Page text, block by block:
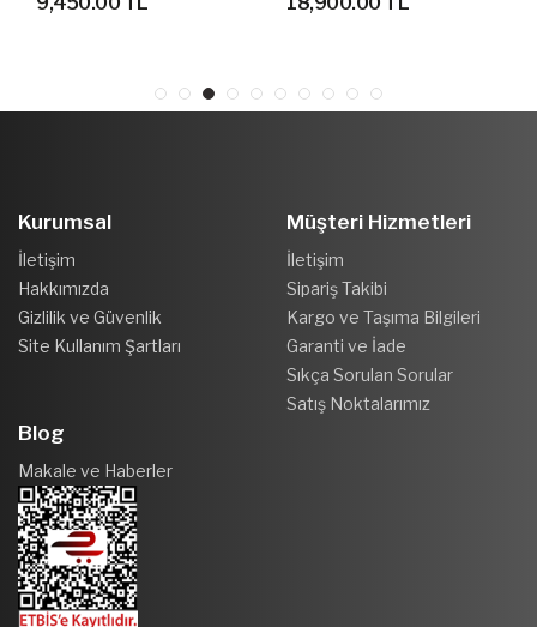
Kurumsal
İletişim
Hakkımızda
Gizlilik ve Güvenlik
Site Kullanım Şartları
Müşteri Hizmetleri
İletişim
Sipariş Takibi
Kargo ve Taşıma Bilgileri
Garanti ve İade
Sıkça Sorulan Sorular
Satış Noktalarımız
Blog
Makale ve Haberler